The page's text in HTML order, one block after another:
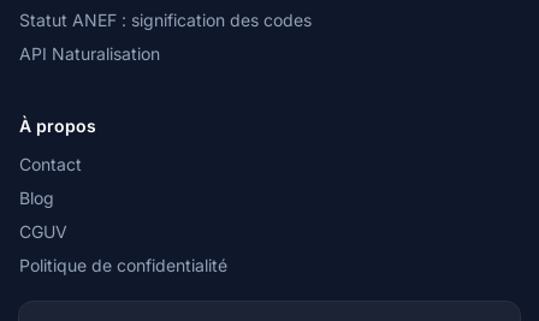
Statut ANEF : signification des codes
API Naturalisation
À propos
Contact
Blog
CGUV
Politique de confidentialité